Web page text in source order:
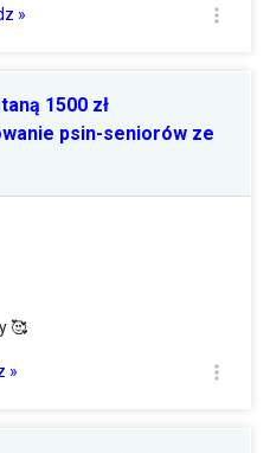
»
1500 zł
psin-seniorów ze
🥰
»